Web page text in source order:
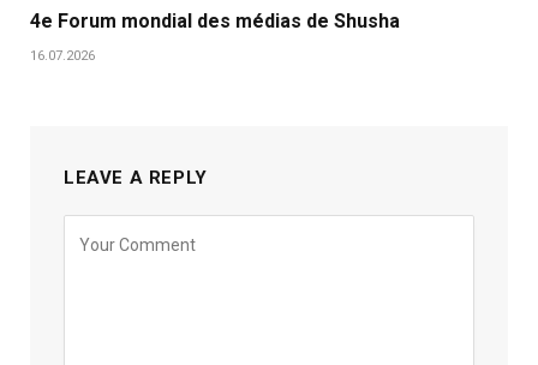
4e Forum mondial des médias de Shusha
16.07.2026
LEAVE A REPLY